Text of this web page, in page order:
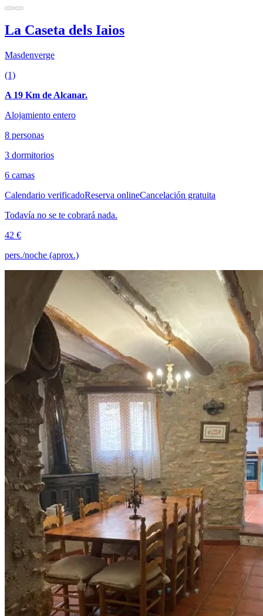
La Caseta dels Iaios
Masdenverge
(1)
A 19 Km de Alcanar.
Alojamiento entero
8 personas
3 dormitorios
6 camas
Calendario verificadoReserva onlineCancelación gratuita
Todavía no se te cobrará nada.
42 €
pers./noche (aprox.)